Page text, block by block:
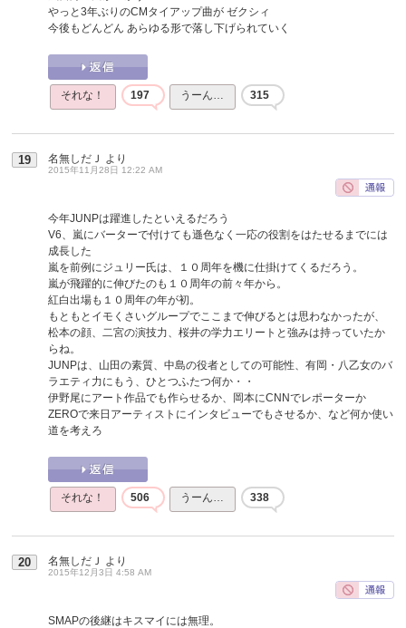
やっと3年ぶりのCMタイアップ曲が ゼクシィ
今後もどんどん あらゆる形で落し下げられていく
それな！ 197 うーん… 315
19 名無しだＪ より
2015年11月28日 12:22 AM
今年JUNPは躍進したといえるだろう
V6、嵐にバーターで付けても遜色なく一応の役割をはたせるまでには
成長した
嵐を前例にジュリー氏は、１０周年を機に仕掛けてくるだろう。
嵐が飛躍的に伸びたのも１０周年の前々年から。
紅白出場も１０周年の年が初。
もともとイモくさいグループでここまで伸びるとは思わなかったが、
松本の顔、二宮の演技力、桜井の学力エリートと強みは持っていたか
らね。
JUNPは、山田の素質、中島の役者としての可能性、有岡・八乙女のバ
ラエティ力にもう、ひとつふたつ何か・・
伊野尾にアート作品でも作らせるか、岡本にCNNでレポーターか
ZEROで来日アーティストにインタビューでもさせるか、など何か使い
道を考えろ
それな！ 506 うーん… 338
20 名無しだＪ より
2015年12月3日 4:58 AM
SMAPの後継はキスマイには無理。